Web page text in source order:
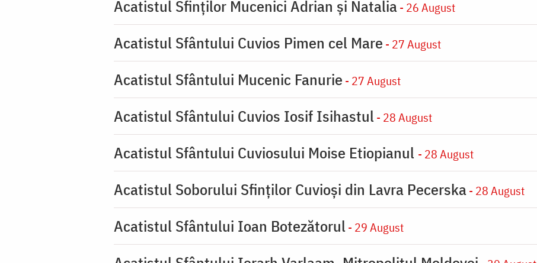
Acatistul Sfinților Mucenici Adrian și Natalia- 26 August
Acatistul Sfântului Cuvios Pimen cel Mare - 27 August
Acatistul Sfântului Mucenic Fanurie - 27 August
Acatistul Sfântului Cuvios Iosif Isihastul - 28 August
Acatistul Sfântului Cuviosului Moise Etiopianul - 28 August
Acatistul Soborului Sfinților Cuvioși din Lavra Pecerska- 28 August
Acatistul Sfântului Ioan Botezătorul - 29 August